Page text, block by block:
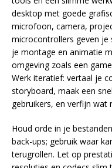
desktop met goede
microfoon, camera,
microcontrollers geven
je montage en animatie
omgeving zoals een
Werk iteratief: vertaal je
storyboard, maak een
gebruikers, en verfijn wat
Houd orde in je
back-ups; gebruik waar
terugrollen. Let op